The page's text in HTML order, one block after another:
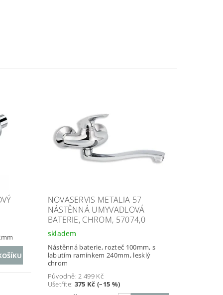
NOVASERVIS METALIA 57
NÁSTĚNNÁ UMYVADLOVÁ
BATERIE, CHROM, 57074,0
skladem
Nástěnná baterie, rozteč 100mm, s
labutím ramínkem 240mm, lesklý
chrom
Původně:2 499 Kč
Ušetříte: 375 Kč (–15 %)